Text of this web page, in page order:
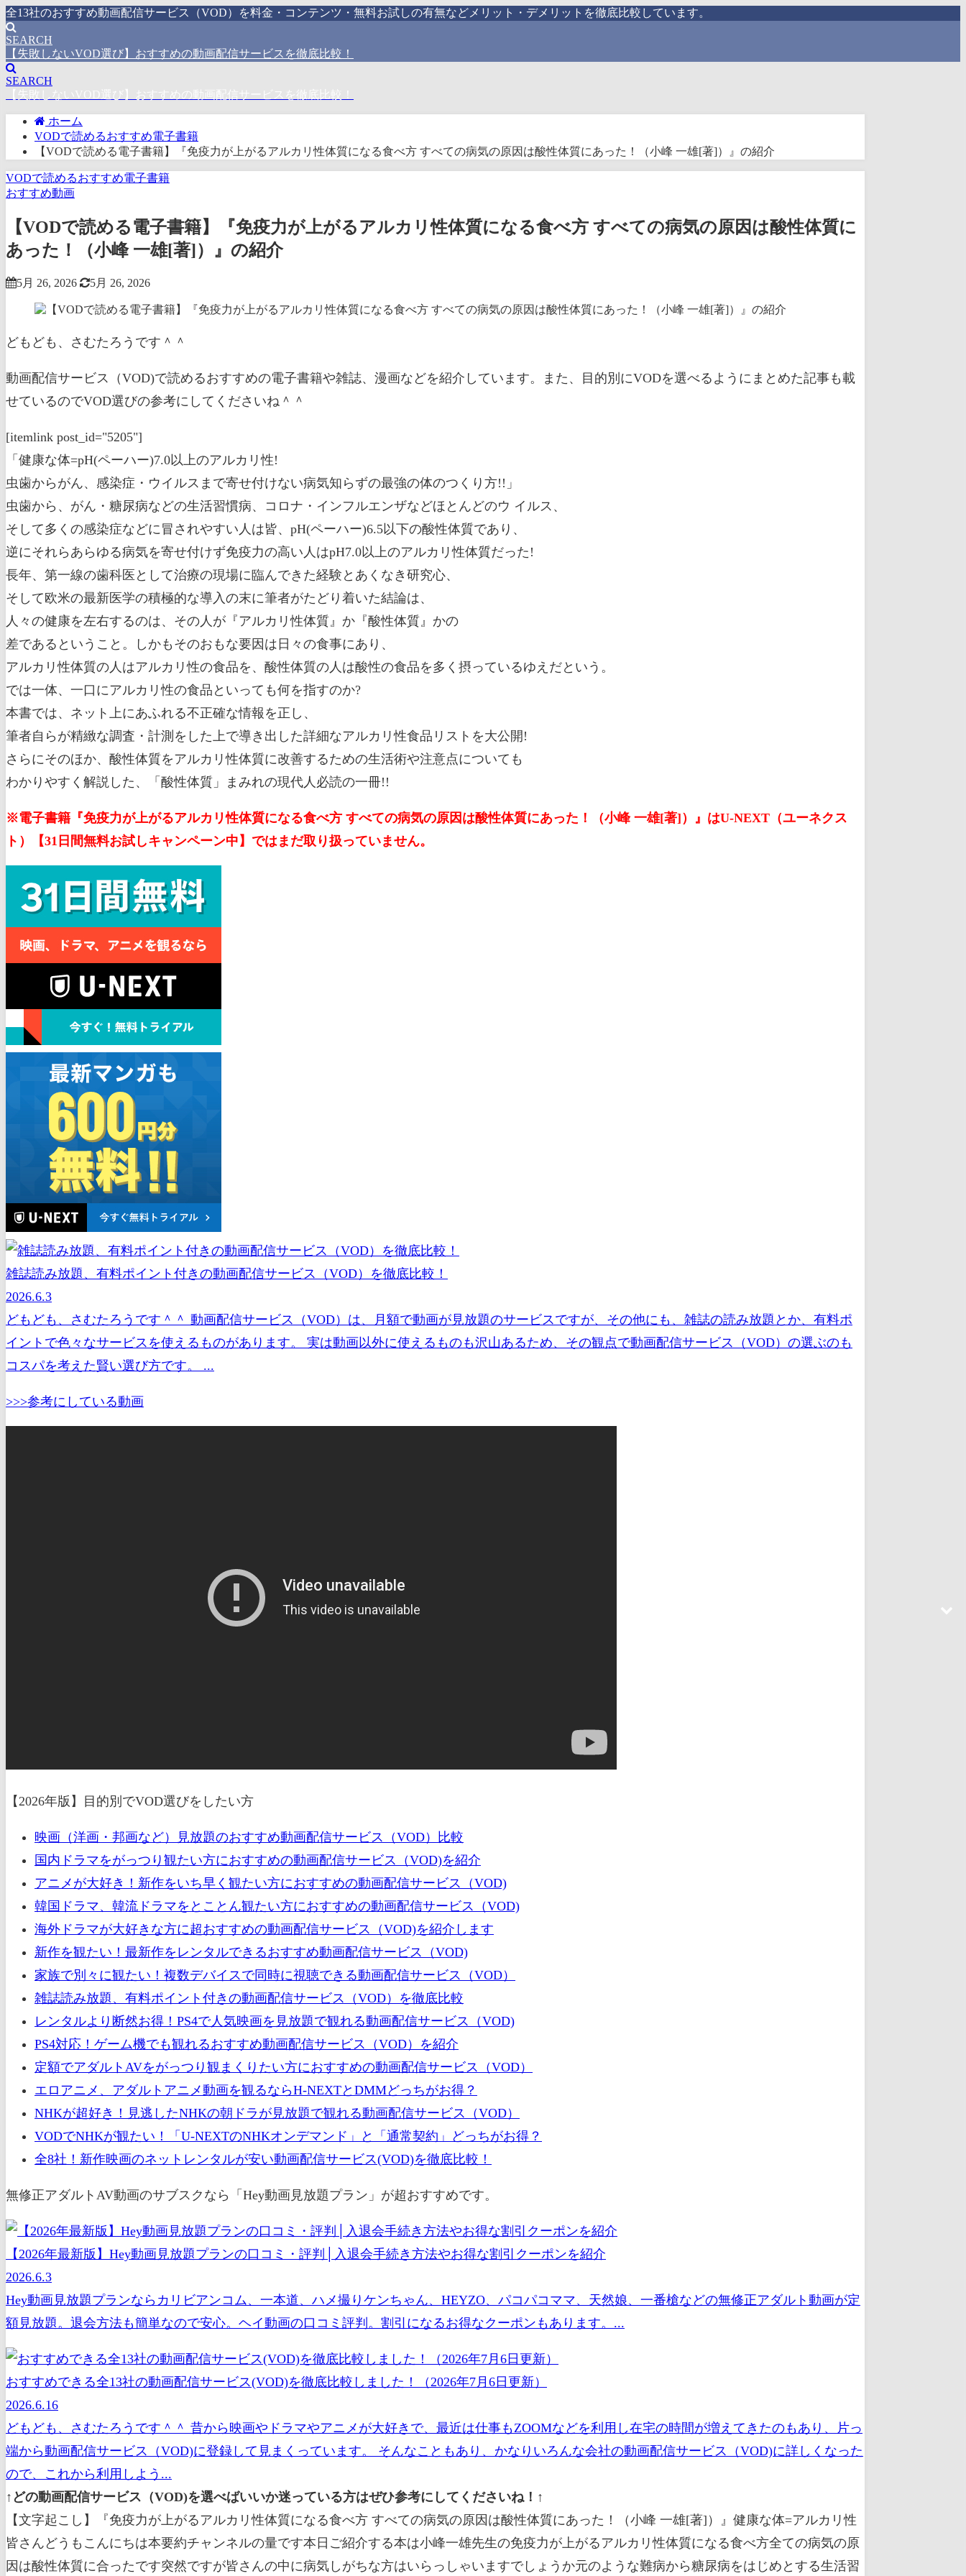
全13社のおすすめ動画配信サービス（VOD）を料金・コンテンツ・無料お試しの有無などメリット・デメリットを徹底比較しています。
SEARCH
【失敗しないVOD選び】おすすめの動画配信サービスを徹底比較！
SEARCH
【失敗しないVOD選び】おすすめの動画配信サービスを徹底比較！
ホーム
VODで読めるおすすめ電子書籍
【VODで読める電子書籍】『免疫力が上がるアルカリ性体質になる食べ方 すべての病気の原因は酸性体質にあった！（小峰 一雄[著]）』の紹介
VODで読めるおすすめ電子書籍
おすすめ動画
【VODで読める電子書籍】『免疫力が上がるアルカリ性体質になる食べ方 すべての病気の原因は酸性体質に
あった！（小峰 一雄[著]）』の紹介
5月 26, 2026 5月 26, 2026
どもども、さむたろうです＾＾
動画配信サービス（VOD)で読めるおすすめの電子書籍や雑誌、漫画などを紹介しています。また、目的別にVODを選べるようにまとめた記事も載
せているのでVOD選びの参考にしてくださいね＾＾
[itemlink post_id="5205"]
「健康な体=pH(ペーハー)7.0以上のアルカリ性!
虫歯からがん、感染症・ウイルスまで寄せ付けない病気知らずの最強の体のつくり方!!」
虫歯から、がん・糖尿病などの生活習慣病、コロナ・インフルエンザなどほとんどのウ イルス、
そして多くの感染症などに冒されやすい人は皆、pH(ペーハー)6.5以下の酸性体質であり、
逆にそれらあらゆる病気を寄せ付けず免疫力の高い人はpH7.0以上のアルカリ性体質だった!
長年、第一線の歯科医として治療の現場に臨んできた経験とあくなき研究心、
そして欧米の最新医学の積極的な導入の末に筆者がたどり着いた結論は、
人々の健康を左右するのは、その人が『アルカリ性体質』か『酸性体質』かの
差であるということ。しかもそのおもな要因は日々の食事にあり、
アルカリ性体質の人はアルカリ性の食品を、酸性体質の人は酸性の食品を多く摂っているゆえだという。
では一体、一口にアルカリ性の食品といっても何を指すのか?
本書では、ネット上にあふれる不正確な情報を正し、
筆者自らが精緻な調査・計測をした上で導き出した詳細なアルカリ性食品リストを大公開!
さらにそのほか、酸性体質をアルカリ性体質に改善するための生活術や注意点についても
わかりやすく解説した、「酸性体質」まみれの現代人必読の一冊!!
※電子書籍『免疫力が上がるアルカリ性体質になる食べ方 すべての病気の原因は酸性体質にあった！（小峰 一雄[著]）』はU-NEXT（ユーネクス
ト）【31日間無料お試しキャンペーン中】ではまだ取り扱っていません。
雑誌読み放題、有料ポイント付きの動画配信サービス（VOD）を徹底比較！
2026.6.3
どもども、さむたろうです＾＾ 動画配信サービス（VOD）は、月額で動画が見放題のサービスですが、その他にも、雑誌の読み放題とか、有料ポ
イントで色々なサービスを使えるものがあります。 実は動画以外に使えるものも沢山あるため、その観点で動画配信サービス（VOD）の選ぶのも
コスパを考えた賢い選び方です。 ...
>>>参考にしている動画
【2026年版】目的別でVOD選びをしたい方
映画（洋画・邦画など）見放題のおすすめ動画配信サービス（VOD）比較
国内ドラマをがっつり観たい方におすすめの動画配信サービス（VOD)を紹介
アニメが大好き！新作をいち早く観たい方におすすめの動画配信サービス（VOD)
韓国ドラマ、韓流ドラマをとことん観たい方におすすめの動画配信サービス（VOD)
海外ドラマが大好きな方に超おすすめの動画配信サービス（VOD)を紹介します
新作を観たい！最新作をレンタルできるおすすめ動画配信サービス（VOD)
家族で別々に観たい！複数デバイスで同時に視聴できる動画配信サービス（VOD）
雑誌読み放題、有料ポイント付きの動画配信サービス（VOD）を徹底比較
レンタルより断然お得！PS4で人気映画を見放題で観れる動画配信サービス（VOD)
PS4対応！ゲーム機でも観れるおすすめ動画配信サービス（VOD）を紹介
定額でアダルトAVをがっつり観まくりたい方におすすめの動画配信サービス（VOD）
エロアニメ、アダルトアニメ動画を観るならH-NEXTとDMMどっちがお得？
NHKが超好き！見逃したNHKの朝ドラが見放題で観れる動画配信サービス（VOD）
VODでNHKが観たい！「U-NEXTのNHKオンデマンド」と「通常契約」どっちがお得？
全8社！新作映画のネットレンタルが安い動画配信サービス(VOD)を徹底比較！
無修正アダルトAV動画のサブスクなら「Hey動画見放題プラン」が超おすすめです。
【2026年最新版】Hey動画見放題プランの口コミ・評判│入退会手続き方法やお得な割引クーポンを紹介
2026.6.3
Hey動画見放題プランならカリビアンコム、一本道、ハメ撮りケンちゃん、HEYZO、パコパコママ、天然娘、一番槍などの無修正アダルト動画が定
額見放題。退会方法も簡単なので安心。ヘイ動画の口コミ評判。割引になるお得なクーポンもあります。...
おすすめできる全13社の動画配信サービス(VOD)を徹底比較しました！（2026年7月6日更新）
2026.6.16
どもども、さむたろうです＾＾ 昔から映画やドラマやアニメが大好きで、最近は仕事もZOOMなどを利用し在宅の時間が増えてきたのもあり、片っ
端から動画配信サービス（VOD)に登録して見まくっています。 そんなこともあり、かなりいろんな会社の動画配信サービス（VOD)に詳しくなった
ので、これから利用しよう...
↑どの動画配信サービス（VOD)を選べばいいか迷っている方はぜひ参考にしてくださいね！↑
【文字起こし】『免疫力が上がるアルカリ性体質になる食べ方 すべての病気の原因は酸性体質にあった！（小峰 一雄[著]）』健康な体=アルカリ性
皆さんどうもこんにちは本要約チャンネルの量です本日ご紹介する本は小峰一雄先生の免疫力が上がるアルカリ性体質になる食べ方全ての病気の原
因は酸性体質に合ったです突然ですが皆さんの中に病気しがちな方はいらっしゃいますでしょうか元のような難病から糖尿病をはじめとする生活習